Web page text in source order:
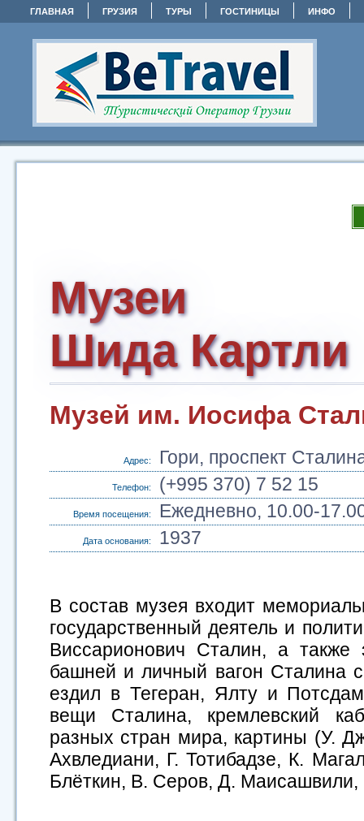
ГЛАВНАЯ ГРУЗИЯ ТУРЫ ГОСТИНИЦЫ ИНФО
Музеи
Шида Картли
Музей им. Иосифа
Адрес: Гори, проспект
Телефон: (+995 370) 7 52 15
Время посещения: Ежедневно, 10.00-
Дата основания: 1937
В состав музея входит
государственный деятель и
Виссарионович Сталин, а также
башней и личный вагон Сталина
ездил в Тегеран, Ялту и
вещи Сталина, кремлевский
разных стран мира, картины (У.
Ахвледиани, Г. Тотибадзе, К.
Блёткин, В. Серов, Д.